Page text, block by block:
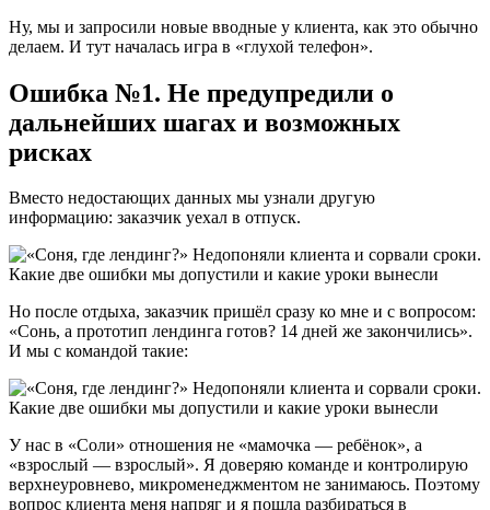
Ну, мы и запросили новые вводные у клиента, как это обычно
делаем. И тут началась игра в «глухой телефон».
Ошибка №1. Не предупредили о
дальнейших шагах и возможных
рисках
Вместо недостающих данных мы узнали другую
информацию: заказчик уехал в отпуск.
Но после отдыха, заказчик пришёл сразу ко мне и с вопросом:
«Сонь, а прототип лендинга готов? 14 дней же закончились».
И мы с командой такие:
У нас в «Соли» отношения не «мамочка — ребёнок», а
«взрослый — взрослый». Я доверяю команде и контролирую
верхнеуровнево, микроменеджментом не занимаюсь. Поэтому
вопрос клиента меня напряг и я пошла разбираться в